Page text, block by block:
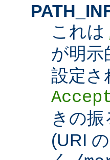
これは
が明示
設定さ
きの振
(URI